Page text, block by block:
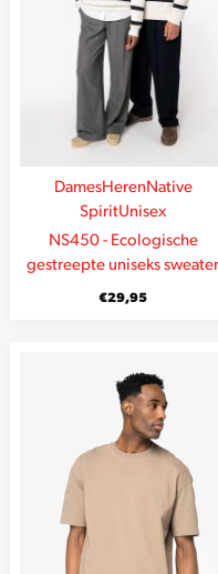
DamesHerenNative
SpiritUnisex
NS450 - Ecologische
gestreepte uniseks sweater
€29,95